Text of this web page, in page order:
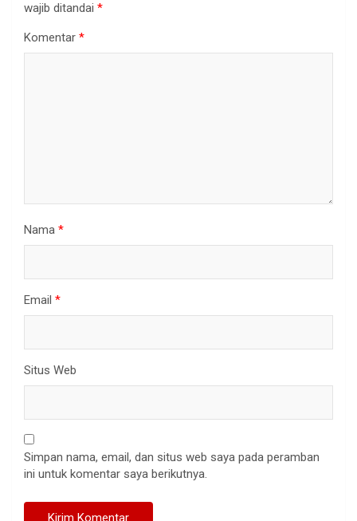
wajib ditandai *
Komentar *
Nama *
Email *
Situs Web
Simpan nama, email, dan situs web saya pada peramban
ini untuk komentar saya berikutnya.